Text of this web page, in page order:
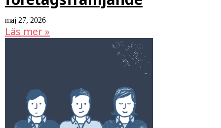
maj 27, 2026
Läs mer »